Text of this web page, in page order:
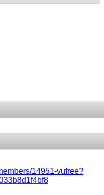
14951-vufree?